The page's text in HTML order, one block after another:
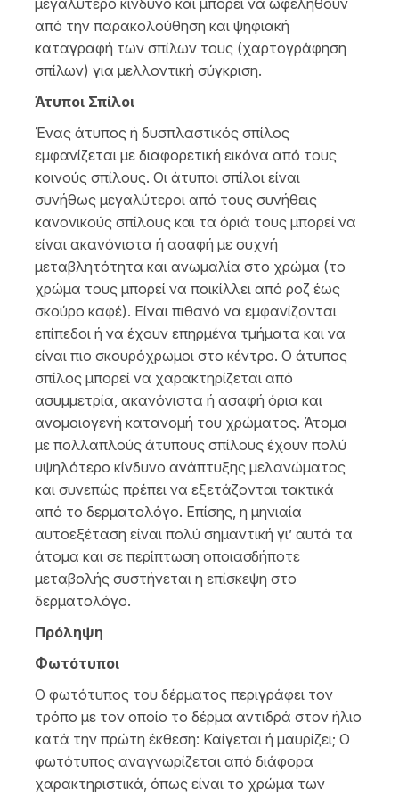
από την παρακολούθηση και ψηφιακή
καταγραφή των σπίλων τους (χαρτογράφηση
σπίλων) για μελλοντική σύγκριση.
Άτυποι Σπίλοι
Ένας άτυπος ή δυσπλαστικός σπίλος
εμφανίζεται με διαφορετική εικόνα από τους
κοινούς σπίλους. Οι άτυποι σπίλοι είναι
συνήθως μεγαλύτεροι από τους συνήθεις
κανονικούς σπίλους και τα όριά τους μπορεί να
είναι ακανόνιστα ή ασαφή με συχνή
μεταβλητότητα και ανωμαλία στο χρώμα (το
χρώμα τους μπορεί να ποικίλλει από ροζ έως
σκούρο καφέ). Είναι πιθανό να εμφανίζονται
επίπεδοι ή να έχουν επηρμένα τμήματα και να
είναι πιο σκουρόχρωμοι στο κέντρο. Ο άτυπος
σπίλος μπορεί να χαρακτηρίζεται από
ασυμμετρία, ακανόνιστα ή ασαφή όρια και
ανομοιογενή κατανομή του χρώματος. Άτομα
με πολλαπλούς άτυπους σπίλους έχουν πολύ
υψηλότερο κίνδυνο ανάπτυξης μελανώματος
και συνεπώς πρέπει να εξετάζονται τακτικά
από το δερματολόγο. Επίσης, η μηνιαία
αυτοεξέταση είναι πολύ σημαντική γι’ αυτά τα
άτομα και σε περίπτωση οποιασδήποτε
μεταβολής συστήνεται η επίσκεψη στο
δερματολόγο.
Πρόληψη
Φωτότυποι
Ο φωτότυπος του δέρματος περιγράφει τον
τρόπο με τον οποίο το δέρμα αντιδρά στον ήλιο
κατά την πρώτη έκθεση: Καίγεται ή μαυρίζει; Ο
φωτότυπος αναγνωρίζεται από διάφορα
χαρακτηριστικά, όπως είναι το χρώμα των